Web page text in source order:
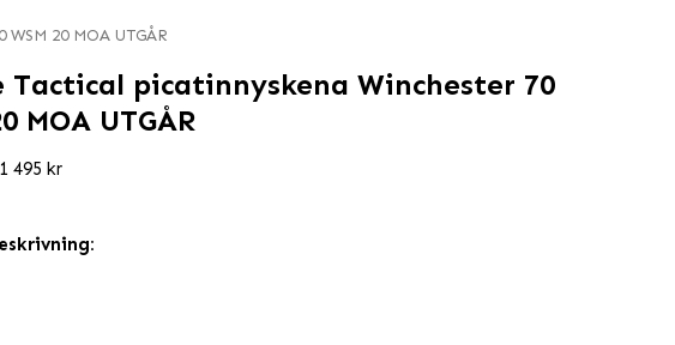
20 MOA UTGÅR
Tactical picatinnyskena Winchester 70
MOA UTGÅR
1 495 kr